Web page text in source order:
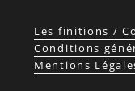
Les finitions /
Conditions
Mentions